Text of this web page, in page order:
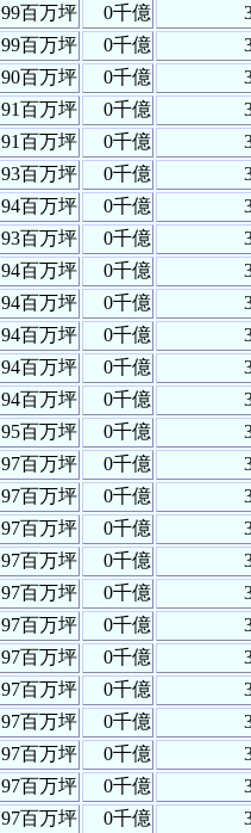
99百万坪 0千億
99百万坪 0千億
90百万坪 0千億
91百万坪 0千億
91百万坪 0千億
93百万坪 0千億
94百万坪 0千億
93百万坪 0千億
94百万坪 0千億
94百万坪 0千億
94百万坪 0千億
94百万坪 0千億
94百万坪 0千億
95百万坪 0千億
97百万坪 0千億
97百万坪 0千億
97百万坪 0千億
97百万坪 0千億
97百万坪 0千億
97百万坪 0千億
97百万坪 0千億
97百万坪 0千億
97百万坪 0千億
97百万坪 0千億
97百万坪 0千億
97百万坪 0千億